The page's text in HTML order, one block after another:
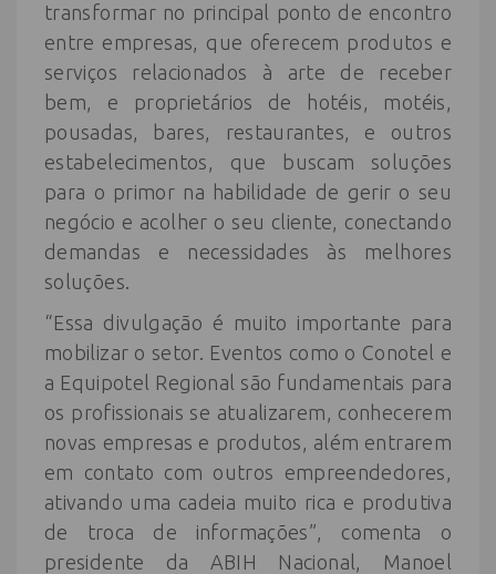
transformar no principal ponto de encontro
entre empresas, que oferecem produtos e
serviços relacionados à arte de receber
bem, e proprietários de hotéis, motéis,
pousadas, bares, restaurantes, e outros
estabelecimentos, que buscam soluções
para o primor na habilidade de gerir o seu
negócio e acolher o seu cliente, conectando
demandas e necessidades às melhores
soluções.
“Essa divulgação é muito importante para
mobilizar o setor. Eventos como o Conotel e
a Equipotel Regional são fundamentais para
os profissionais se atualizarem, conhecerem
novas empresas e produtos, além entrarem
em contato com outros empreendedores,
ativando uma cadeia muito rica e produtiva
de troca de informações”, comenta o
presidente da ABIH Nacional, Manoel